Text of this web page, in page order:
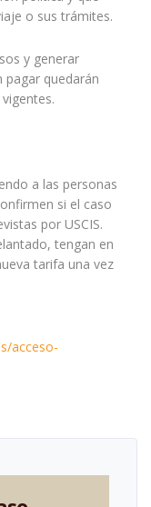
o sus trámites.
y generar
pagar quedarán
a las personas
si el caso
por USCIS.
tengan en
tarifa una vez
acceso-